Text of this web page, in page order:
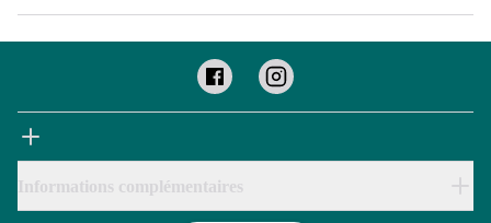
Informations complémentaires